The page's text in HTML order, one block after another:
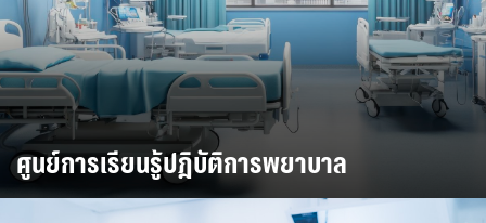
ศูนย์การเรียนรู้ปฎิบัติการพยาบาล